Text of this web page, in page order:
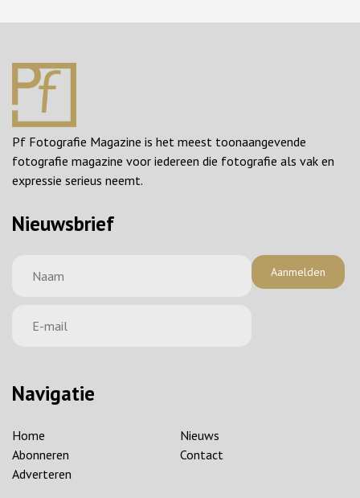
Pf Fotografie Magazine is het meest toonaangevende
fotografie magazine voor iedereen die fotografie als vak en
expressie serieus neemt.
Nieuwsbrief
Aanmelden
Navigatie
Home
Nieuws
Abonneren
Contact
Adverteren